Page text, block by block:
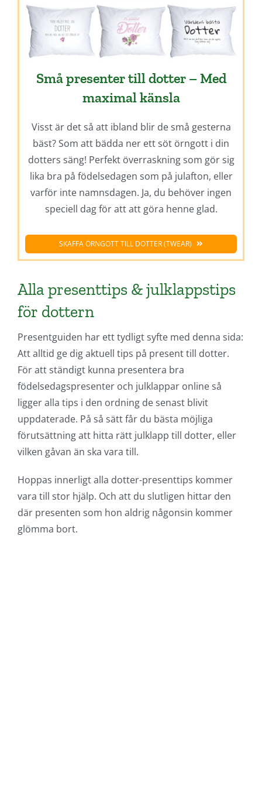
Små presenter till dotter – Med
maximal känsla
Visst är det så att ibland blir de små gesterna
bäst? Som att bädda ner ett söt örngott i din
dotters säng! Perfekt överraskning som gör sig
lika bra på födelsedagen som på julafton, eller
varför inte namnsdagen. Ja, du behöver ingen
speciell dag för att att göra henne glad.
SKAFFA ÖRNGOTT TILL DOTTER (TWEAR)
Alla presenttips & julklappstips
för dottern
Presentguiden har ett tydligt syfte med denna sida:
Att alltid ge dig aktuell tips på present till dotter.
För att ständigt kunna presentera bra
födelsedagspresenter och julklappar online så
ligger alla tips i den ordning de senast blivit
uppdaterade. På så sätt får du bästa möjliga
förutsättning att hitta rätt julklapp till dotter, eller
vilken gåvan än ska vara till.
Hoppas innerligt alla dotter-presenttips kommer
vara till stor hjälp. Och att du slutligen hittar den
där presenten som hon aldrig någonsin kommer
glömma bort.